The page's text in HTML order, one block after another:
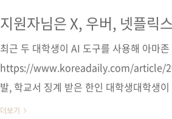
도 체계적으로 학습할 수 있게 구성했다.
북스]..
지원자님은 X, 우버, 넷플릭
최근 두 대학생이 AI 도구를 사용해 아마
https://www.koreadaily.com/article/
발, 학교서 징계 받은 한인 대학생대학생
징계 사유가 될까. 컬럼비아대에 재학 중
더보기